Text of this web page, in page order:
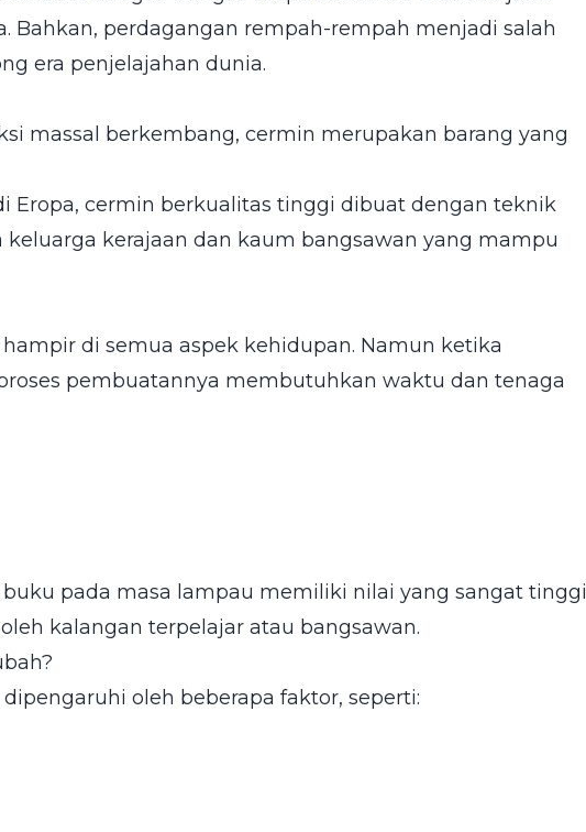
Bahkan, perdagangan rempah-rempah menjadi salah
era penjelajahan dunia.
massal berkembang, cermin merupakan barang yang
Eropa, cermin berkualitas tinggi dibuat dengan teknik
keluarga kerajaan dan kaum bangsawan yang mampu
di semua aspek kehidupan. Namun ketika
pembuatannya membutuhkan waktu dan tenaga
pada masa lampau memiliki nilai yang sangat tinggi
kalangan terpelajar atau bangsawan.
oleh beberapa faktor, seperti: